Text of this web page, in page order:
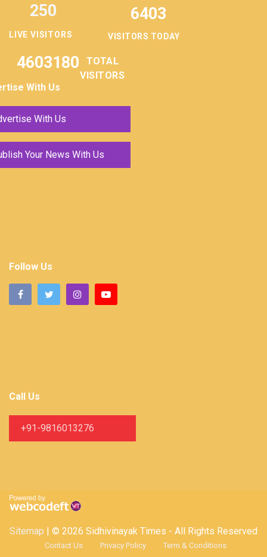
LIVE VISITORS
250 6403
VISITORS TODAY
4603180
TOTAL
VISITORS
With Us
With Us
Your News With Us
Follow Us
Call Us
+91-9816013276
Sitemap | © 2026 Sidhivinayak Times - All Rights Reserved
Contact Us Privacy Policy Term & Conditions